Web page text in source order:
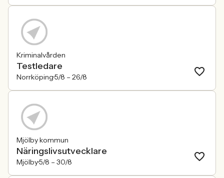
Kriminalvården
Testledare
Norrköping5/8 – 26/8
Mjölby kommun
Näringslivsutvecklare
Mjölby5/8 – 30/8